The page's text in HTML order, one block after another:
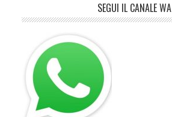
SEGUI IL CANALE WA